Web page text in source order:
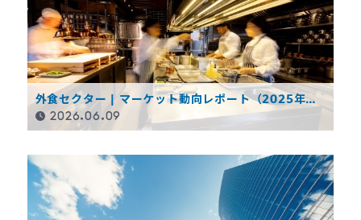
外食セクター | マーケット動向レポート（2025年度
決算概要）
2026.06.09